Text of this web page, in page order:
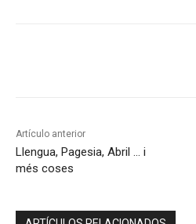
Artículo anterior
Llengua, Pagesia, Abril … i
més coses